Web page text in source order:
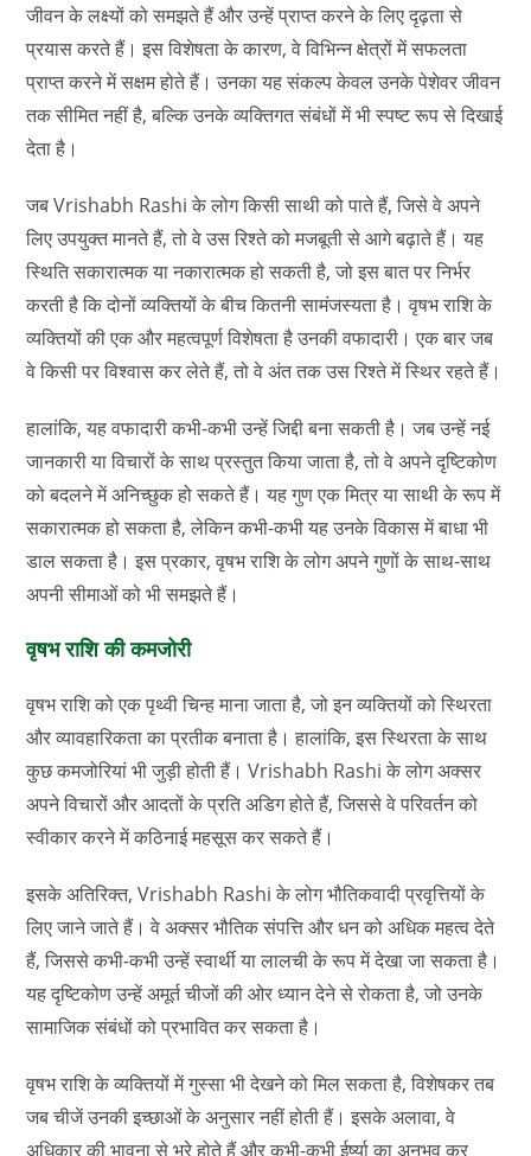
जीवन के लक्ष्यों को समझते हैं और उन्हें प्राप्त करने के लिए दृढ़ता से
प्रयास करते हैं। इस विशेषता के कारण, वे विभिन्न क्षेत्रों में सफलता
प्राप्त करने में सक्षम होते हैं। उनका यह संकल्प केवल उनके पेशेवर जीवन
तक सीमित नहीं है, बल्कि उनके व्यक्तिगत संबंधों में भी स्पष्ट रूप से दिखाई
देता है।
जब Vrishabh Rashi के लोग किसी साथी को पाते हैं, जिसे वे अपने
लिए उपयुक्त मानते हैं, तो वे उस रिश्ते को मजबूती से आगे बढ़ाते हैं। यह
स्थिति सकारात्मक या नकारात्मक हो सकती है, जो इस बात पर निर्भर
करती है कि दोनों व्यक्तियों के बीच कितनी सामंजस्यता है। वृषभ राशि के
व्यक्तियों की एक और महत्वपूर्ण विशेषता है उनकी वफादारी। एक बार जब
वे किसी पर विश्वास कर लेते हैं, तो वे अंत तक उस रिश्ते में स्थिर रहते हैं।
हालांकि, यह वफादारी कभी-कभी उन्हें जिद्दी बना सकती है। जब उन्हें नई
जानकारी या विचारों के साथ प्रस्तुत किया जाता है, तो वे अपने दृष्टिकोण
को बदलने में अनिच्छुक हो सकते हैं। यह गुण एक मित्र या साथी के रूप में
सकारात्मक हो सकता है, लेकिन कभी-कभी यह उनके विकास में बाधा भी
डाल सकता है। इस प्रकार, वृषभ राशि के लोग अपने गुणों के साथ-साथ
अपनी सीमाओं को भी समझते हैं।
वृषभ राशि की कमजोरी
वृषभ राशि को एक पृथ्वी चिन्ह माना जाता है, जो इन व्यक्तियों को स्थिरता
और व्यावहारिकता का प्रतीक बनाता है। हालांकि, इस स्थिरता के साथ
कुछ कमजोरियां भी जुड़ी होती हैं। Vrishabh Rashi के लोग अक्सर
अपने विचारों और आदतों के प्रति अडिग होते हैं, जिससे वे परिवर्तन को
स्वीकार करने में कठिनाई महसूस कर सकते हैं।
इसके अतिरिक्त, Vrishabh Rashi के लोग भौतिकवादी प्रवृत्तियों के
लिए जाने जाते हैं। वे अक्सर भौतिक संपत्ति और धन को अधिक महत्व देते
हैं, जिससे कभी-कभी उन्हें स्वार्थी या लालची के रूप में देखा जा सकता है।
यह दृष्टिकोण उन्हें अमूर्त चीजों की ओर ध्यान देने से रोकता है, जो उनके
सामाजिक संबंधों को प्रभावित कर सकता है।
वृषभ राशि के व्यक्तियों में गुस्सा भी देखने को मिल सकता है, विशेषकर तब
जब चीजें उनकी इच्छाओं के अनुसार नहीं होती हैं। इसके अलावा, वे
अधिकार की भावना से भरे होते हैं और कभी-कभी ईर्ष्या का अनुभव कर